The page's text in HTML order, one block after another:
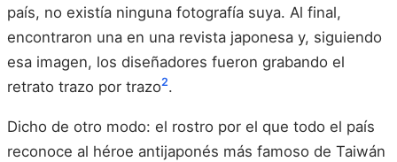
país, no existía ninguna fotografía suya. Al final,
encontraron una en una revista japonesa y, siguiendo
esa imagen, los diseñadores fueron grabando el
retrato trazo por trazo2.
Dicho de otro modo: el rostro por el que todo el país
reconoce al héroe antijaponés más famoso de Taiwán